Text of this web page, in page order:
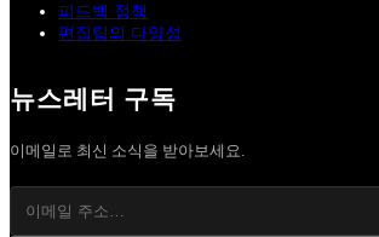
피드백 정책
편집팀의 다양성
뉴스레터 구독
이메일로 최신 소식을 받아보세요.